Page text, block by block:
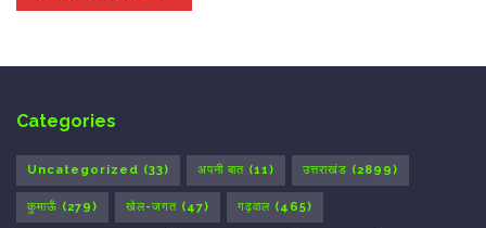
Categories
Uncategorized (33) अपनी बात (11) उत्तराखंड (2899)
कुमाऊँ (279) खेल-जगत (47) गढ़वाल (465)